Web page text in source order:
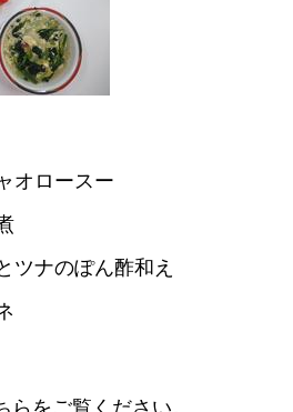
オロースー
ツナのぽん酢和え
をご覧ください。